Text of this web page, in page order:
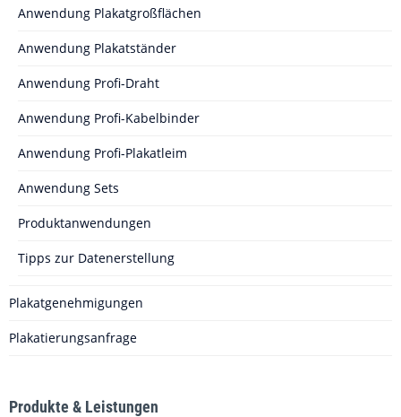
Anwendung Plakatgroßflächen
Anwendung Plakatständer
Anwendung Profi-Draht
Anwendung Profi-Kabelbinder
Anwendung Profi-Plakatleim
Anwendung Sets
Produktanwendungen
Tipps zur Datenerstellung
Plakatgenehmigungen
Plakatierungsanfrage
Produkte & Leistungen